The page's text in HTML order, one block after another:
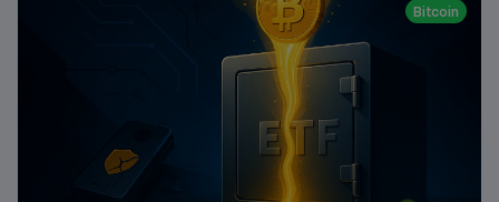
Bitcoin